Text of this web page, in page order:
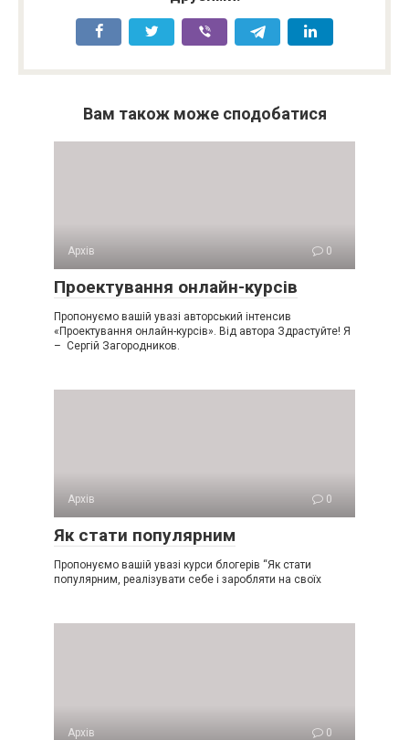
Вам також може сподобатися
Архів 0
Проектування онлайн-курсів
Пропонуємо вашій увазі авторський інтенсив
«Проектування онлайн-курсів». Від автора Здрастуйте! Я
– Сергій Загородников.
Архів 0
Як стати популярним
Пропонуємо вашій увазі курси блогерів “Як стати
популярним, реалізувати себе і заробляти на своїх
Архів 0